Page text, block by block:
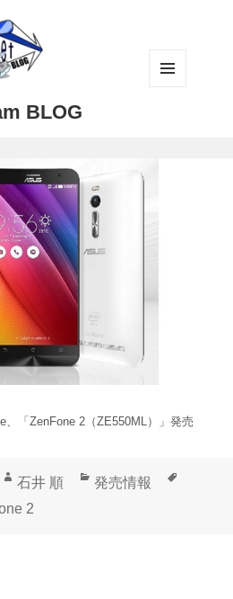
BLOG
、「ZenFone 2（ZE550ML）」発売
作
成
石井 順
カ
発売情報
2